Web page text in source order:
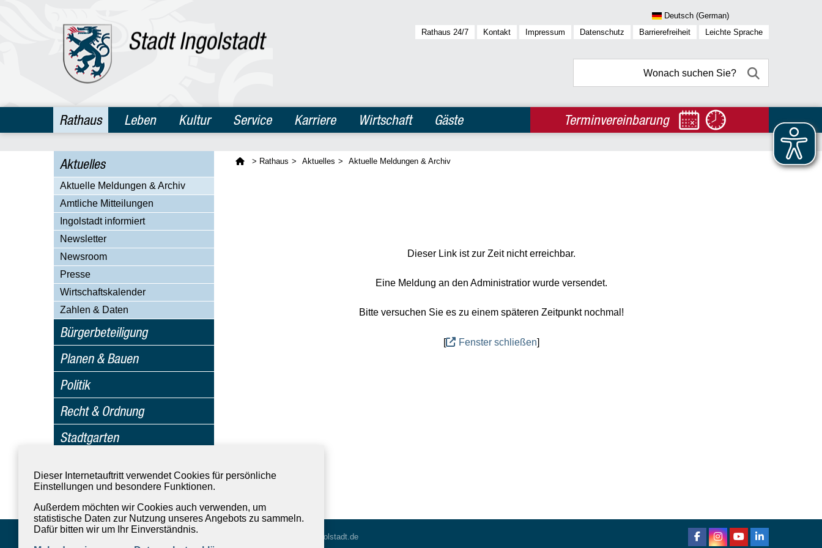
Dieser Internetauftritt verwendet Cookies für persönliche
Einstellungen und besondere Funktionen.
Außerdem möchten wir Cookies auch verwenden, um
statistische Daten zur Nutzung unseres Angebots zu sammeln.
Dafür bitten wir um Ihr Einverständnis.
Rathaus 24/7 Kontakt Impressum Datenschutz Barrierefreiheit Leichte Sprache
Rathaus Leben Kultur Service Karriere Wirtschaft Gäste Terminvereinbarung
Aktuelles
Aktuelle Meldungen & Archiv
Amtliche Mitteilungen
Ingolstadt informiert
Newsletter
Newsroom
Presse
Wirtschaftskalender
Zahlen & Daten
Bürgerbeteiligung
Planen & Bauen
Politik
Recht & Ordnung
Stadtgarten
Verwaltung & Beteiligung
> Rathaus > Aktuelles > Aktuelle Meldungen & Archiv
Dieser Link ist zur Zeit nicht erreichbar.
Eine Meldung an den Administratior wurde versendet.
Bitte versuchen Sie es zu einem späteren Zeitpunkt nochmal!
[ Fenster schließen]
stadtverwaltung@ingolstadt.de